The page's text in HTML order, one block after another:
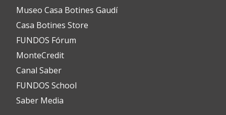
Museo Casa Botines Gaudí
Casa Botines Store
FUNDOS Fórum
MonteCredit
Canal Saber
FUNDOS School
Saber Media